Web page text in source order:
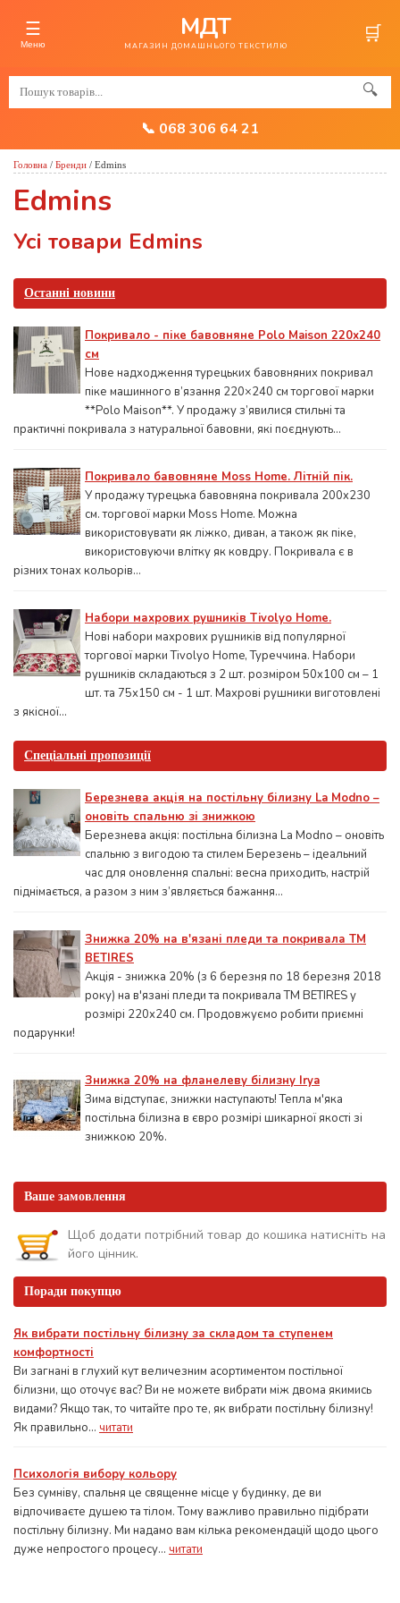
☰
Меню
МДТ
МАГАЗИН ДОМАШНЬОГО ТЕКСТИЛЮ 🛒
🔍
📞 068 306 64 21
Останні новини
Покривало - піке бавовняне Polo Maison 220х240
см
Нове надходження турецьких бавовняних покривал
піке машинного в’язання 220×240 см торгової марки
**Polo Maison**. У продажу з’явилися стильні та
практичні покривала з натуральної бавовни, які поєднують...
Покривало бавовняне Moss Home. Літній пік.
У продажу турецька бавовняна покривала 200x230
см. торгової марки Moss Home. Можна
використовувати як ліжко, диван, а також як піке,
використовуючи влітку як ковдру. Покривала є в
різних тонах кольорів...
Набори махрових рушників Tivolyo Home.
Нові набори махрових рушників від популярної
торгової марки Tivolyo Home, Туреччина. Набори
рушників складаються з 2 шт. розміром 50x100 см – 1
шт. та 75х150 см - 1 шт. Махрові рушники виготовлені
з якісної...
Спеціальні пропозиції
Березнева акція на постільну білизну La Modno –
оновіть спальню зі знижкою
Березнева акція: постільна білизна La Modno – оновіть
спальню з вигодою та стилем Березень – ідеальний
час для оновлення спальні: весна приходить, настрій
піднімається, а разом з ним з’являється бажання...
Знижка 20% на в'язані пледи та покривала ТМ
BETIRES
Акція - знижка 20% (з 6 березня по 18 березня 2018
року) на в'язані пледи та покривала ТМ BETIRES у
розмірі 220х240 см. Продовжуємо робити приємні
подарунки!
Знижка 20% на фланелеву білизну Irya
Зима відступає, знижки наступають! Тепла м'яка
постільна білизна в євро розмірі шикарної якості зі
знижкою 20%.
Головна / Бренди / Edmins
Edmins
Усі товари Edmins
Ваше замовлення
Щоб додати потрібний товар до кошика натисніть на
його цінник.
Поради покупцю
Як вибрати постільну білизну за складом та ступенем
комфортності
Ви загнані в глухий кут величезним асортиментом постільної
білизни, що оточує вас? Ви не можете вибрати між двома якимись
видами? Якщо так, то читайте про те, як вибрати постільну білизну!
Як правильно... читати
Психологія вибору кольору
Без сумніву, спальня це священне місце у будинку, де ви
відпочиваєте душею та тілом. Тому важливо правильно підібрати
постільну білизну. Ми надамо вам кілька рекомендацій щодо цього
дуже непростого процесу... читати